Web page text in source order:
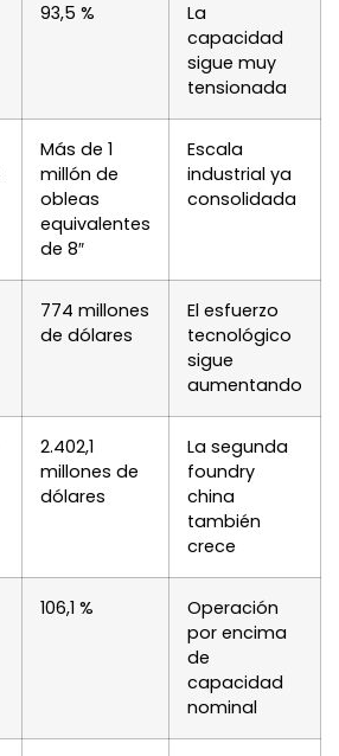
93,5 %
La
capacidad
sigue muy
tensionada
Más de 1
millón de
obleas
equivalentes
de 8″
Escala
industrial ya
consolidada
774 millones
de dólares
El esfuerzo
tecnológico
sigue
aumentando
2.402,1
millones de
dólares
La segunda
foundry
china
también
crece
106,1 %
Operación
por encima
de
capacidad
nominal